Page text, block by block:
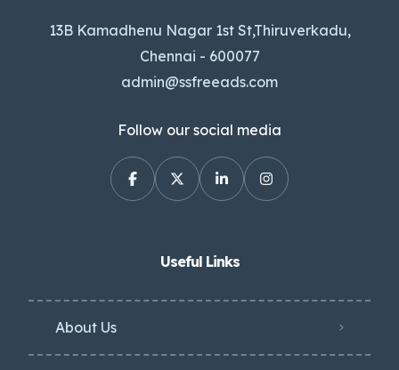
13B Kamadhenu Nagar 1st St,Thiruverkadu,
Chennai - 600077
admin@ssfreeads.com
Follow our social media
Useful Links
About Us